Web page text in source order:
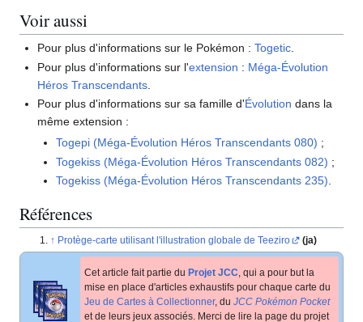
Voir aussi
Pour plus d'informations sur le Pokémon :Togetic.
Pour plus d'informations sur l'extension : Méga-Évolution
Héros Transcendants
Pour plus d'informations sur sa famille d'Évolution dans la
même extension :
Togepi (Méga-Évolution Héros Transcendants 080) ;
Togekiss (Méga-Évolution Héros Transcendants 082) ;
Togekiss (Méga-Évolution Héros Transcendants 235)
Références
Protège-carte utilisant l'illustration globale de Teeziro (ja)
Cet article fait partie du Projet JCC , qui a pour but la
mise en place d'articles exhaustifs pour chaque carte du
Jeu de Cartes à Collectionner, du JCC Pokémon Pocket
et de leurs jeux associés. Merci de lire la page du projet